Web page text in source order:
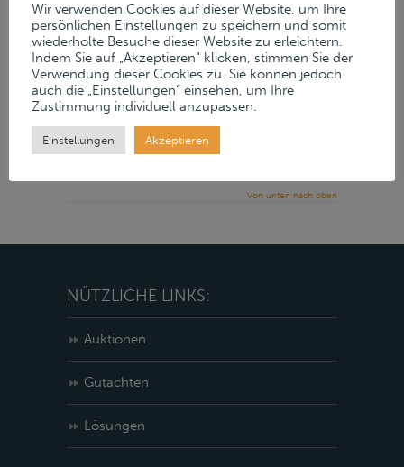
17. April 2024
Read more →
Von unten nach oben
NÜTZLICHE LINKS:
Auktionen
Gutachten
Lösungen
Wir verwenden Cookies auf dieser Website, um Ihre
persönlichen Einstellungen zu speichern und somit
wiederholte Besuche dieser Website zu erleichtern.
Indem Sie auf „Akzeptieren“ klicken, stimmen Sie der
Verwendung dieser Cookies zu. Sie können jedoch
auch die „Einstellungen“ einsehen, um Ihre
Zustimmung individuell anzupassen.
Einstellungen Akzeptieren